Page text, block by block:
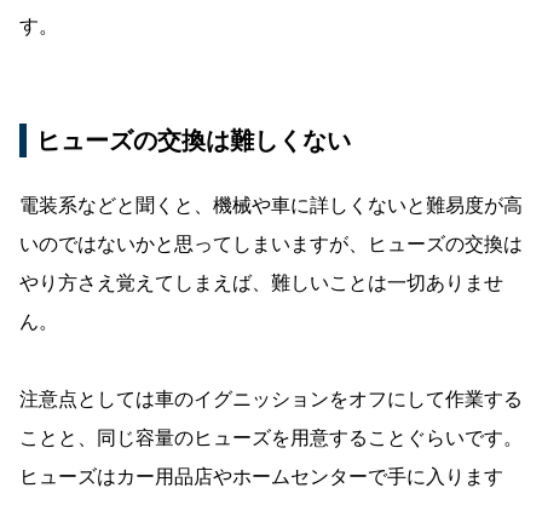
す。
ヒューズの交換は難しくない
電装系などと聞くと、機械や車に詳しくないと難易度が高
いのではないかと思ってしまいますが、ヒューズの交換は
やり方さえ覚えてしまえば、難しいことは一切ありませ
ん。
注意点としては車のイグニッションをオフにして作業する
ことと、同じ容量のヒューズを用意することぐらいです。
ヒューズはカー用品店やホームセンターで手に入ります